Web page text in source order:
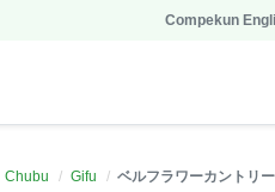
Compekun
Chubu Gifu ベルフラワーカントリ